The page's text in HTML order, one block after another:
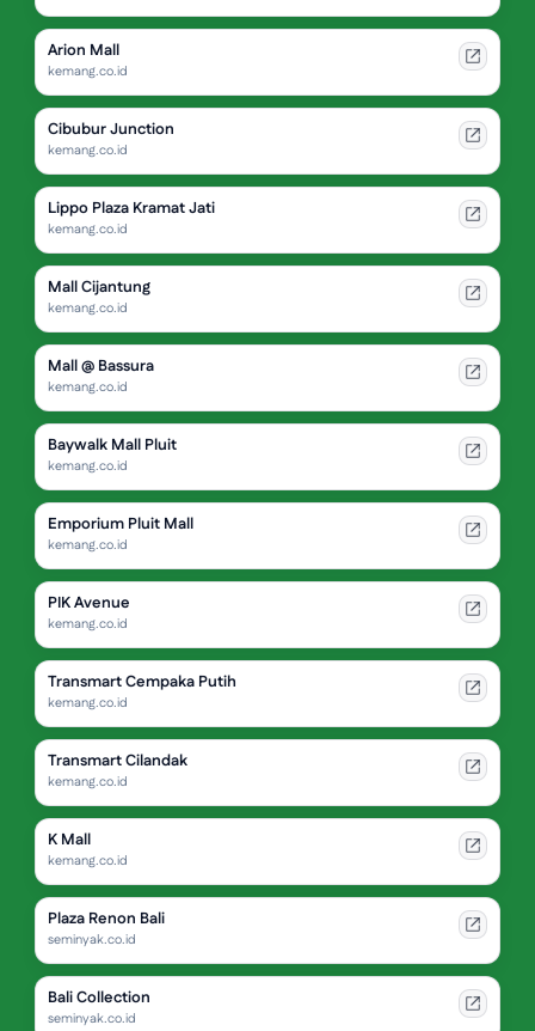
Arion Mall
kemang.co.id
Cibubur Junction
kemang.co.id
Lippo Plaza Kramat Jati
kemang.co.id
Mall Cijantung
kemang.co.id
Mall @ Bassura
kemang.co.id
Baywalk Mall Pluit
kemang.co.id
Emporium Pluit Mall
kemang.co.id
PIK Avenue
kemang.co.id
Transmart Cempaka Putih
kemang.co.id
Transmart Cilandak
kemang.co.id
K Mall
kemang.co.id
Plaza Renon Bali
seminyak.co.id
Bali Collection
seminyak.co.id